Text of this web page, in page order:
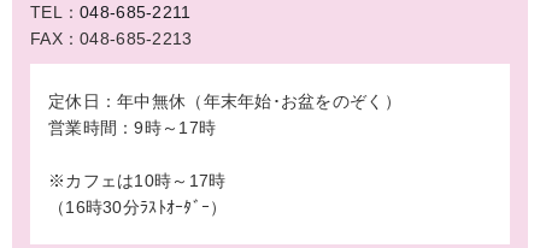
TEL：048-685-2211
FAX：048-685-2213
定休日：年中無休（年末年始･お盆をのぞく）
営業時間：9時～17時
※カフェは10時～17時
（16時30分ﾗｽﾄｵｰﾀﾞｰ）